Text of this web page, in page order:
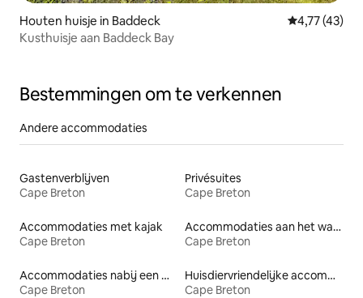
Houten huisje in Baddeck Gemiddelde
4,77 (43)
Kusthuisje aan Baddeck Bay
Bestemmingen om te verkennen
Andere accommodaties
Gastenverblijven
Cape Breton
Privésuites
Cape Breton
Accommodaties met kajak
Cape Breton
Accommodaties aan het water
Cape Breton
Accommodaties nabij een meer
Cape Breton
Huisdiervriendelijke accommodaties
Cape Breton